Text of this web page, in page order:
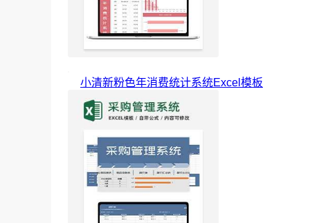
小清新粉色年消费统计系统Excel模板